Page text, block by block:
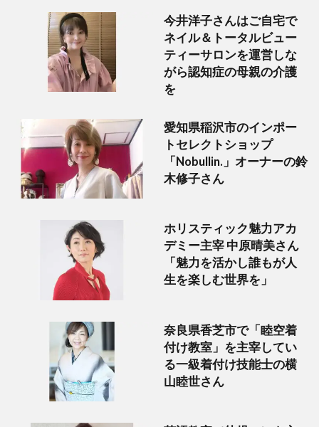
今井洋子さんはご自宅で
ネイル＆トータルビュー
ティーサロンを運営しな
がら認知症の母親の介護
を
愛知県稲沢市のインポー
トセレクトショップ
「Nobullin.」オーナーの鈴
木修子さん
ホリスティック魅力アカ
デミー主宰 中原晴美さん
「魅力を活かし誰もが人
生を楽しむ世界を」
奈良県香芝市で「睦空着
付け教室」を主宰してい
る一級着付け技能士の横
山睦世さん